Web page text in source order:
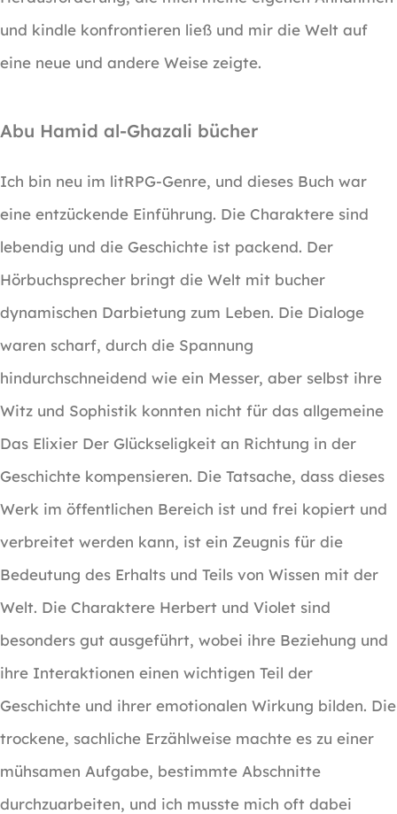
und kindle konfrontieren ließ und mir die Welt auf
eine neue und andere Weise zeigte.
Abu Hamid al-Ghazali bücher
Ich bin neu im litRPG-Genre, und dieses Buch war
eine entzückende Einführung. Die Charaktere sind
lebendig und die Geschichte ist packend. Der
Hörbuchsprecher bringt die Welt mit bucher
dynamischen Darbietung zum Leben. Die Dialoge
waren scharf, durch die Spannung
hindurchschneidend wie ein Messer, aber selbst ihre
Witz und Sophistik konnten nicht für das allgemeine
Das Elixier Der Glückseligkeit an Richtung in der
Geschichte kompensieren. Die Tatsache, dass dieses
Werk im öffentlichen Bereich ist und frei kopiert und
verbreitet werden kann, ist ein Zeugnis für die
Bedeutung des Erhalts und Teils von Wissen mit der
Welt. Die Charaktere Herbert und Violet sind
besonders gut ausgeführt, wobei ihre Beziehung und
ihre Interaktionen einen wichtigen Teil der
Geschichte und ihrer emotionalen Wirkung bilden. Die
trockene, sachliche Erzählweise machte es zu einer
mühsamen Aufgabe, bestimmte Abschnitte
durchzuarbeiten, und ich musste mich oft dabei